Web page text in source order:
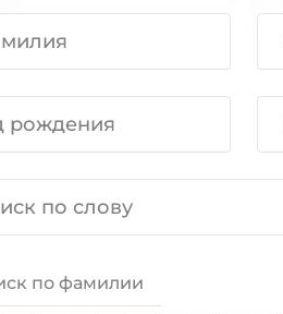
по фамилии